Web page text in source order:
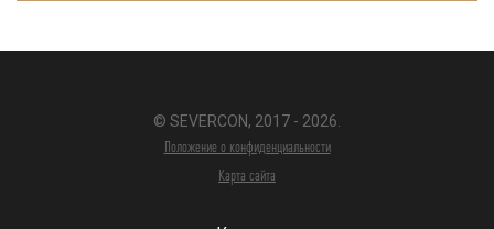
© SEVERCON, 2017 - 2026.
Положение о конфиденциальности
Карта сайта